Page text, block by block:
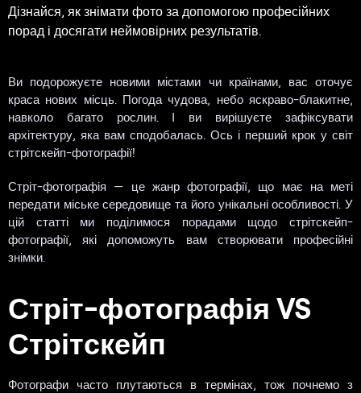
Дізнайся, як знімати фото за допомогою професійних
порад і досягати неймовірних результатів.
Ви подорожуєте новими містами чи країнами, вас оточує
краса нових місць. Погода чудова, небо яскраво-блакитне,
навколо багато рослин. І ви вирішуєте зафіксувати
архітектуру, яка вам сподобалась. Ось і перший крок у світ
стрітскейп-фотографії!
Стріт-фотографія — це жанр фотографії, що має на меті
передати міське середовище та його унікальні особливості. У
цій статті ми поділимося порадами щодо стрітскейп-
фотографії, які допоможуть вам створювати професійні
знімки.
Стріт-фотографія VS
Стрітскейп
Фотографи часто плутаються в термінах, тож почнемо з